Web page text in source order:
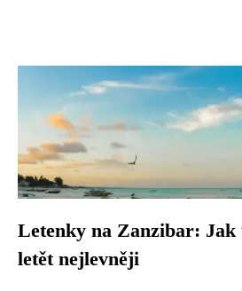
Letenky na Zanzibar:
letět nejlevněji